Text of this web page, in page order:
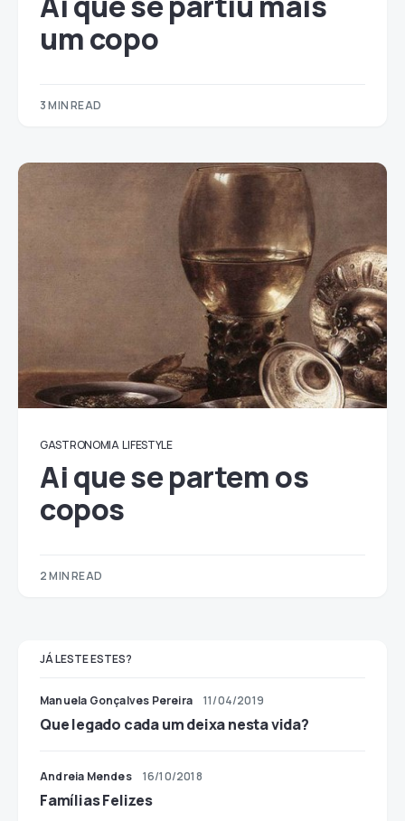
um copo
3 MIN READ
GASTRONOMIA LIFESTYLE
Ai que se partem os
copos
2 MIN READ
JÁ LESTE ESTES?
Manuela Gonçalves Pereira 11/04/2019
Que legado cada um deixa nesta vida?
Andreia Mendes 16/10/2018
Famílias Felizes